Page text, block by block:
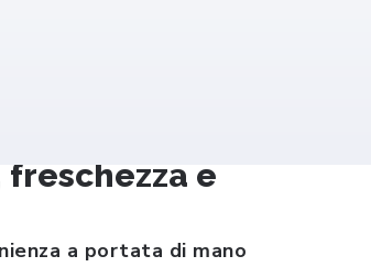
freschezza e
a portata di mano